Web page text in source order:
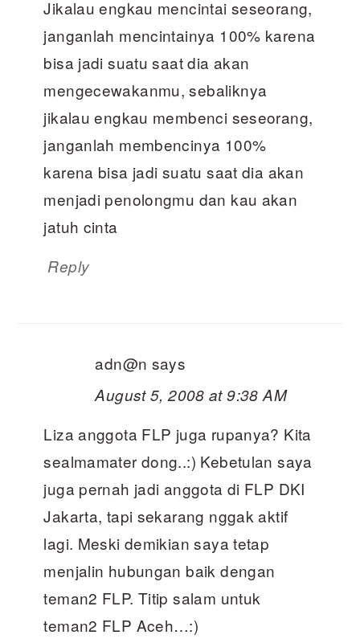
Jikalau engkau mencintai seseorang,
janganlah mencintainya 100% karena
bisa jadi suatu saat dia akan
mengecewakanmu, sebaliknya
jikalau engkau membenci seseorang,
janganlah membencinya 100%
karena bisa jadi suatu saat dia akan
menjadi penolongmu dan kau akan
jatuh cinta
Reply
adn@n says
August 5, 2008 at 9:38 AM
Liza anggota FLP juga rupanya? Kita
sealmamater dong..:) Kebetulan saya
juga pernah jadi anggota di FLP DKI
Jakarta, tapi sekarang nggak aktif
lagi. Meski demikian saya tetap
menjalin hubungan baik dengan
teman2 FLP. Titip salam untuk
teman2 FLP Aceh…:)